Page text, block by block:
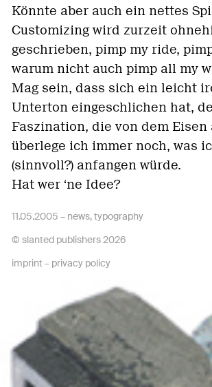
Könnte aber auch ein nettes
Customizing wird zurzeit
geschrieben, pimp my ride,
warum nicht auch pimp all my
Mag sein, dass sich ein leicht
Unterton eingeschlichen hat,
Faszination, die von dem Eisen
überlege ich immer noch, was
(sinnvoll?) anfangen würde.
Hat wer ‘ne Idee?
11.05.2005 – news,typography
© slanted publishers 2026
imprint – privacy policy